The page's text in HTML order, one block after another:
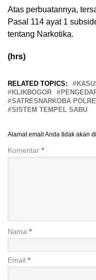
Atas perbuatannya,
Pasal 114 ayat 1
tentang Narkotika.
(hrs)
RELATED TOPICS:
KLIKBOGOR
SATRESNARKOBA
SISTEM TEMPEL SABU
Alamat email Anda tidak akan
Komentar *
Nama *
Email *